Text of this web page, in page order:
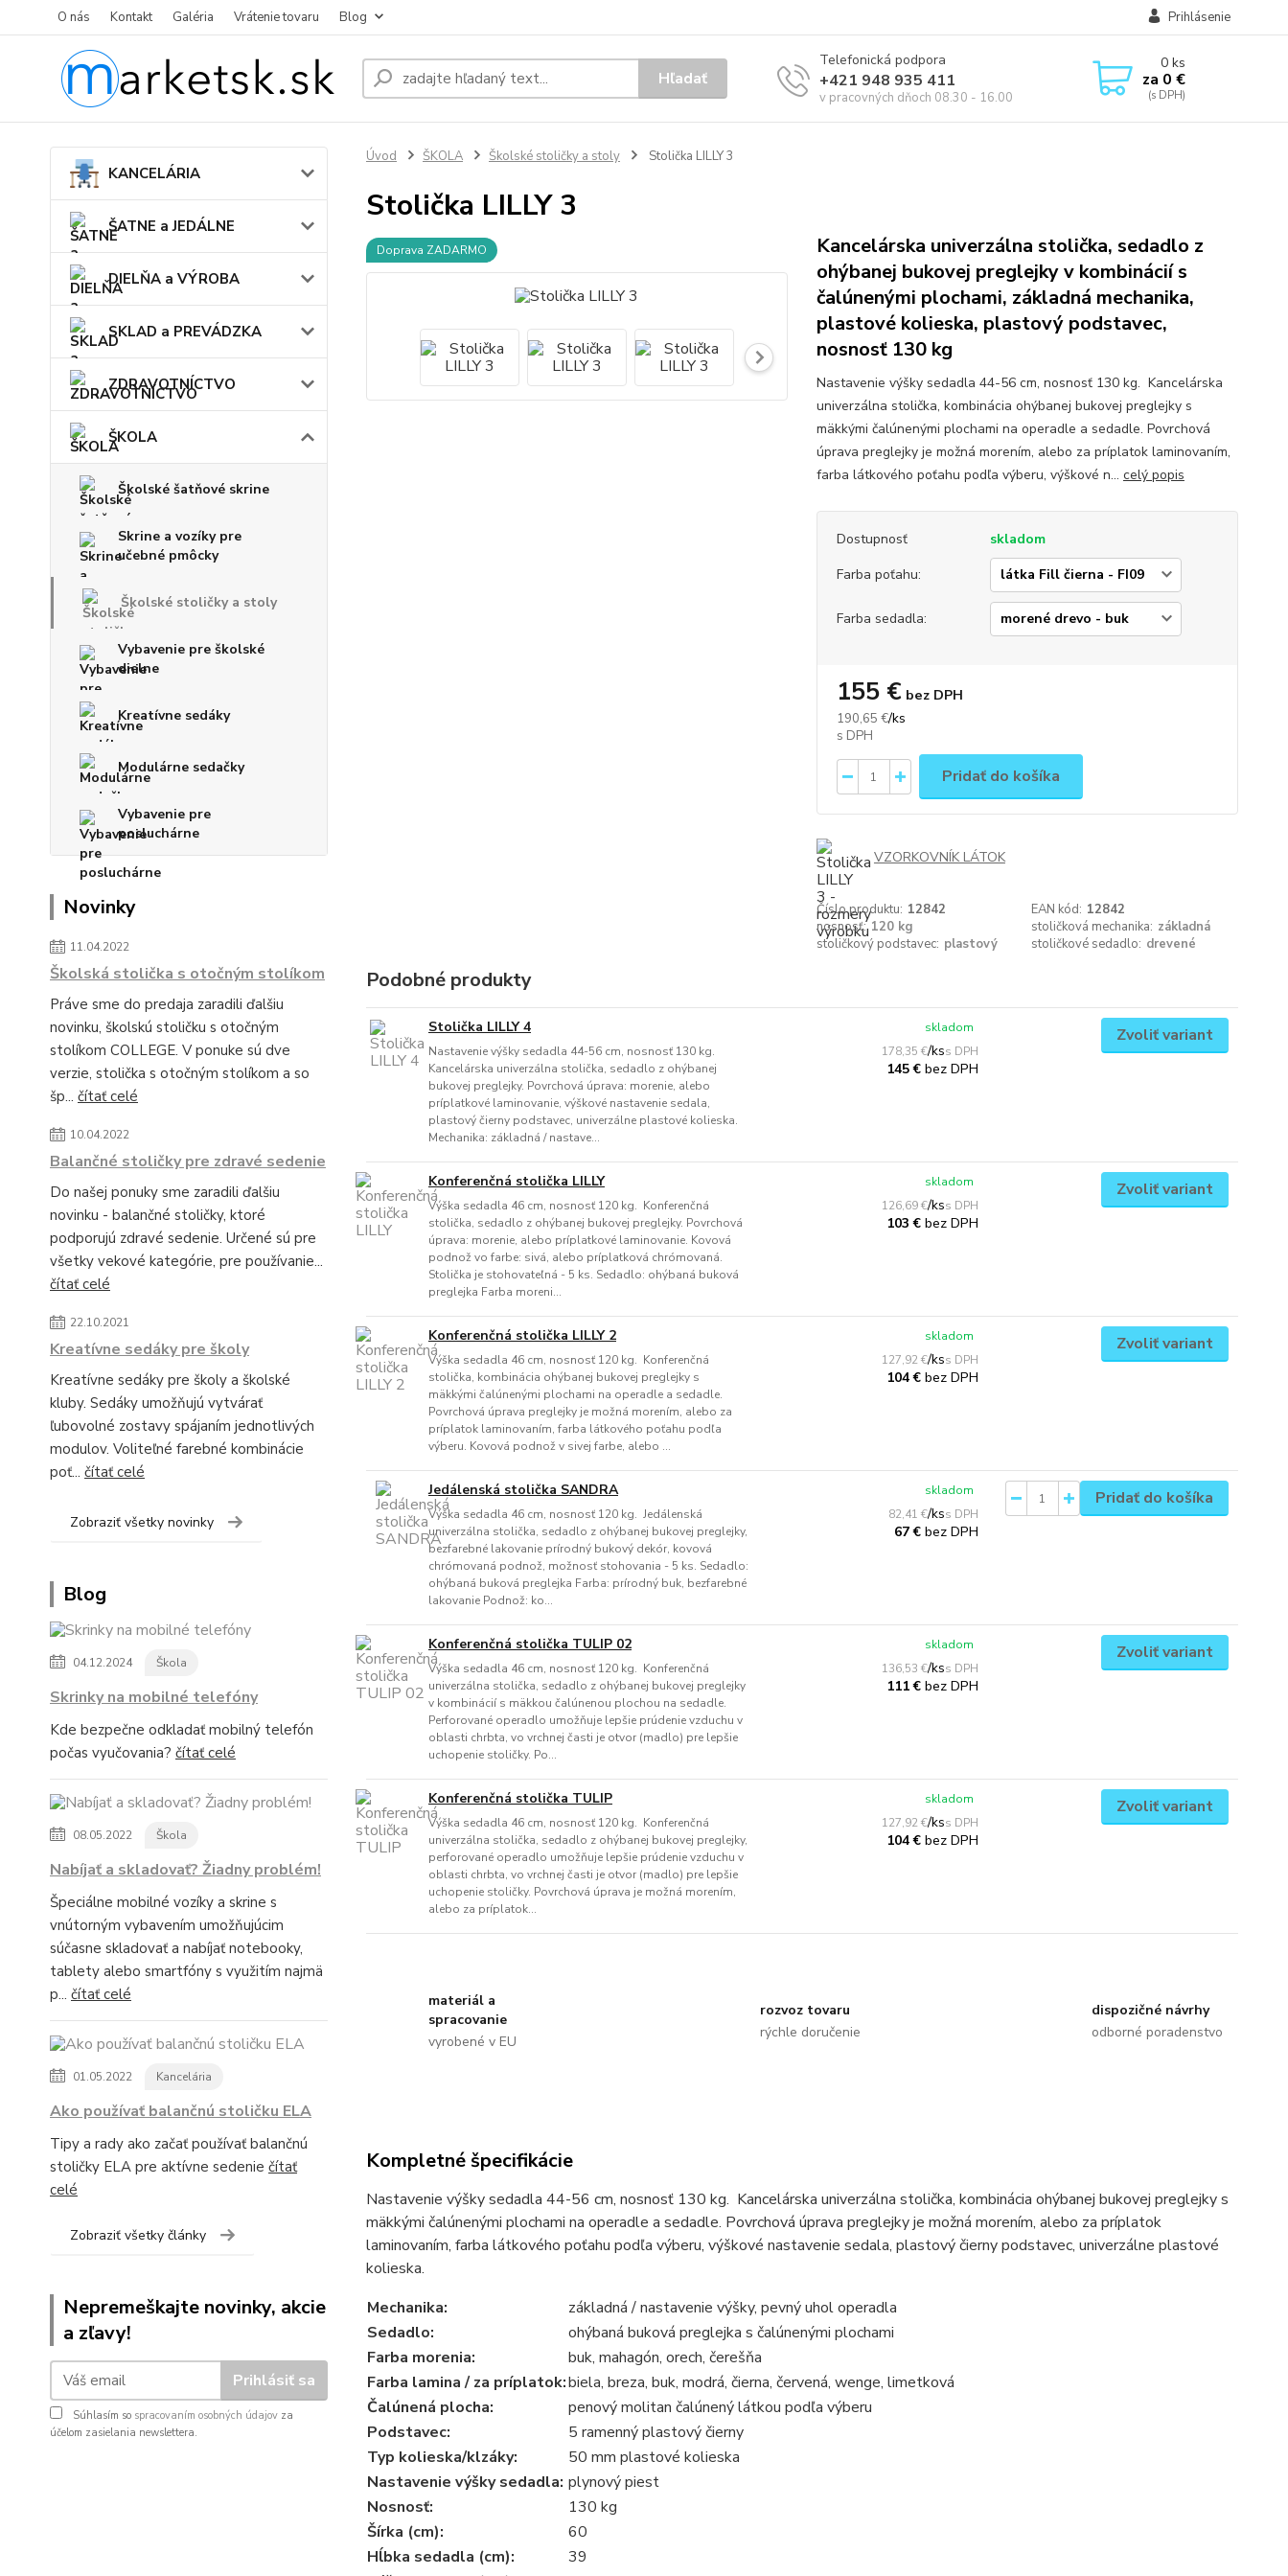
O nás Kontakt Galéria Vrátenie tovaru Blog Prihlásenie
Hľadať
Telefonická podpora
+421 948 935 411
v pracovných dňoch 08.30 - 16.00
0ks
za 0 €
KANCELÁRIA
ŠATNE a JEDÁLNE
DIELŇA a VÝROBA
SKLAD a PREVÁDZKA
ZDRAVOTNÍCTVO
ŠKOLA
Školské šatňové skrine
Skrine a vozíky pre
učebné pmôcky
Školské stoličky a stoly
Vybavenie pre školské
dielne
Kreatívne sedáky
Modulárne sedačky
Vybavenie pre
posluchárne
Novinky
11.04.2022
Školská stolička s otočným stolíkom
Práve sme do predaja zaradili ďalšiu
novinku, školskú stoličku s otočným
stolíkom COLLEGE. V ponuke sú dve
verzie, stolička s otočným stolíkom a so
šp... čítať celé
10.04.2022
Balančné stoličky pre zdravé sedenie
Do našej ponuky sme zaradili ďalšiu
novinku - balančné stoličky, ktoré
podporujú zdravé sedenie. Určené sú pre
všetky vekové kategórie, pre používanie...
čítať celé
22.10.2021
Kreatívne sedáky pre školy
Kreatívne sedáky pre školy a školské
kluby. Sedáky umožňujú vytvárať
ľubovolné zostavy spájaním jednotlivých
modulov. Voliteľné farebné kombinácie
poť... čítať celé
Zobraziť všetky novinky
Blog
04.12.2024 Škola
Skrinky na mobilné telefóny
Kde bezpečne odkladať mobilný telefón
počas vyučovania? čítať celé
08.05.2022 Škola
Nabíjať a skladovať? Žiadny problém!
Špeciálne mobilné vozíky a skrine s
vnútorným vybavením umožňujúcim
súčasne skladovať a nabíjať notebooky,
tablety alebo smartfóny s využitím najmä
p... čítať celé
01.05.2022 Kancelária
Ako používať balančnú stoličku ELA
Tipy a rady ako začať používať balančnú
stoličky ELA pre aktívne sedenie čítať
celé
Zobraziť všetky články
Nepremeškajte novinky, akcie
a zľavy!
Prihlásiť sa
Súhlasím so spracovaním osobných údajov za
účelom zasielania newslettera.
Úvod ŠKOLA Školské stoličky a stoly Stolička LILLY 3
Stolička LILLY 3
Doprava ZADARMO
Kancelárska univerzálna stolička, sedadlo z
ohýbanej bukovej preglejky v kombinácií s
čalúnenými plochami, základná mechanika,
plastové kolieska, plastový podstavec,
nosnosť 130 kg
Nastavenie výšky sedadla 44-56 cm, nosnosť 130 kg. Kancelárska
univerzálna stolička, kombinácia ohýbanej bukovej preglejky s
mäkkými čalúnenými plochami na operadle a sedadle. Povrchová
úprava preglejky je možná morením, alebo za príplatok laminovaním,
farba látkového poťahu podľa výberu, výškové n... celý popis
Dostupnosť
skladom
Farba poťahu:
Farba sedadla:
190,65 €/ks
155 € bez DPH
Pridať do košíka
VZORKOVNÍK LÁTOK
Číslo produktu: 12842 EAN kód: 12842
nosnosť: 120 kg stoličková mechanika: základná
stoličkový podstavec: plastový stoličkové sedadlo: drevené
Podobné produkty
Stolička LILLY 4
Nastavenie výšky sedadla 44-56 cm, nosnosť 130 kg.
Kancelárska univerzálna stolička, sedadlo z ohýbanej
bukovej preglejky. Povrchová úprava: morenie, alebo
príplatkové laminovanie, výškové nastavenie sedala,
plastový čierny podstavec, univerzálne plastové kolieska.
Mechanika: základná / nastave...
178,35 €/ks
145 €bez DPH
skladom Zvoliť variant
Konferenčná stolička LILLY
Výška sedadla 46 cm, nosnosť 120 kg. Konferenčná
stolička, sedadlo z ohýbanej bukovej preglejky. Povrchová
úprava: morenie, alebo príplatkové laminovanie. Kovová
podnož vo farbe: sivá, alebo príplatková chrómovaná.
Stolička je stohovateľná - 5 ks. Sedadlo: ohýbaná buková
preglejka Farba moreni...
126,69 €/ks
103 €bez DPH
skladom Zvoliť variant
Konferenčná stolička LILLY 2
Výška sedadla 46 cm, nosnosť 120 kg. Konferenčná
stolička, kombinácia ohýbanej bukovej preglejky s
mäkkými čalúnenými plochami na operadle a sedadle.
Povrchová úprava preglejky je možná morením, alebo za
príplatok laminovaním, farba látkového poťahu podľa
výberu. Kovová podnož v sivej farbe, alebo ...
127,92 €/ks
104 €bez DPH
skladom Zvoliť variant
Jedálenská stolička SANDRA
Výška sedadla 46 cm, nosnosť 120 kg. Jedálenská
univerzálna stolička, sedadlo z ohýbanej bukovej preglejky,
bezfarebné lakovanie prírodný bukový dekór, kovová
chrómovaná podnož, možnosť stohovania - 5 ks. Sedadlo:
ohýbaná buková preglejka Farba: prírodný buk, bezfarebné
lakovanie Podnož: ko...
82,41 €/ks
67 €bez DPH
skladom Pridať do košíka
Konferenčná stolička TULIP 02
Výška sedadla 46 cm, nosnosť 120 kg. Konferenčná
univerzálna stolička, sedadlo z ohýbanej bukovej preglejky
v kombinácií s mäkkou čalúnenou plochou na sedadle.
Perforované operadlo umožňuje lepšie prúdenie vzduchu v
oblasti chrbta, vo vrchnej časti je otvor (madlo) pre lepšie
uchopenie stoličky. Po...
136,53 €/ks
111 €bez DPH
skladom Zvoliť variant
Konferenčná stolička TULIP
Výška sedadla 46 cm, nosnosť 120 kg. Konferenčná
univerzálna stolička, sedadlo z ohýbanej bukovej preglejky,
perforované operadlo umožňuje lepšie prúdenie vzduchu v
oblasti chrbta, vo vrchnej časti je otvor (madlo) pre lepšie
uchopenie stoličky. Povrchová úprava je možná morením,
alebo za príplatok...
127,92 €/ks
104 €bez DPH
skladom Zvoliť variant
materiál a
spracovanie
vyrobené v EU
rozvoz tovaru
rýchle doručenie
dispozičné návrhy
odborné poradenstvo
Kompletné špecifikácie
Nastavenie výšky sedadla 44-56 cm, nosnosť 130 kg. Kancelárska univerzálna stolička, kombinácia ohýbanej bukovej preglejky s
mäkkými čalúnenými plochami na operadle a sedadle. Povrchová úprava preglejky je možná morením, alebo za príplatok
laminovaním, farba látkového poťahu podľa výberu, výškové nastavenie sedala, plastový čierny podstavec, univerzálne plastové
kolieska.
Mechanika:
základná / nastavenie výšky, pevný uhol operadla
Sedadlo:
ohýbaná buková preglejka s čalúnenými plochami
Farba morenia:
buk, mahagón, orech, čerešňa
Farba lamina / za príplatok:biela, breza, buk, modrá, čierna, červená, wenge, limetková
Čalúnená plocha:
penový molitan čalúnený látkou podľa výberu
Podstavec:
5 ramenný plastový čierny
Typ kolieska/klzáky:
50 mm plastové kolieska
Nastavenie výšky sedadla: plynový piest
Nosnosť:
130 kg
Šírka (cm):
60
Hĺbka sedadla (cm):
39